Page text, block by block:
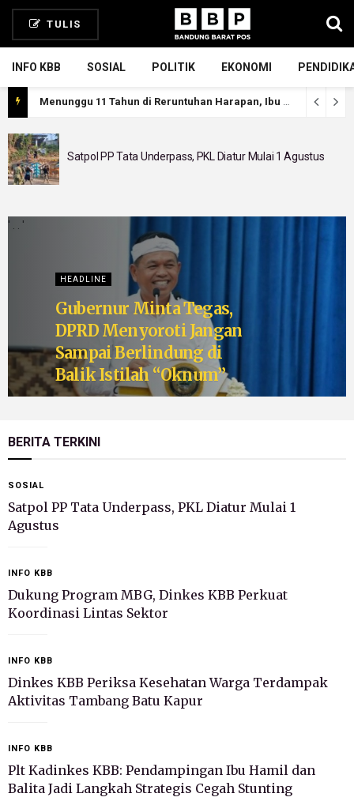
TULIS
INFO KBB SOSIAL POLITIK EKONOMI
Menunggu 11 Tahun di Reruntuhan Harapan, Ibu Anisa Masih Bermimpi Pulang ke Rumahnya
Satpol PP Tata Underpass, PKL Diatur Mulai 1 Agustus
' . . '
HEADLINE
Gubernur Minta Tegas,
DPRD Menyoroti Jangan
Sampai Berlindung di
Balik Istilah “Oknum”
BERITA TERKINI
SOSIAL
Satpol PP Tata Underpass, PKL Diatur Mulai 1
Agustus
INFO KBB
Dukung Program MBG, Dinkes KBB Perkuat
Koordinasi Lintas Sektor
INFO KBB
Dinkes KBB Periksa Kesehatan Warga Terdampak
Aktivitas Tambang Batu Kapur
INFO KBB
Plt Kadinkes KBB: Pendampingan Ibu Hamil dan
Balita Jadi Langkah Strategis Cegah Stunting